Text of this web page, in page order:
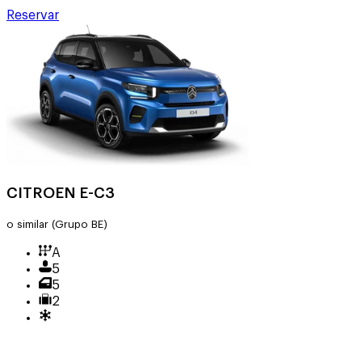
Reservar
CITROEN E-C3
o similar (Grupo BE)
A
5
5
2